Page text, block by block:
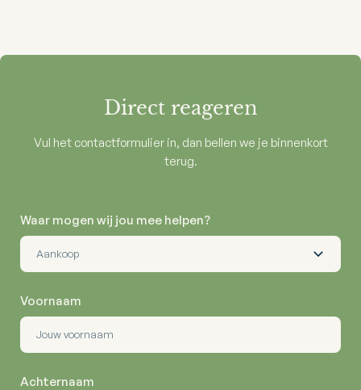
Direct reageren
Vul het contactformulier in, dan bellen we je binnenkort
terug.
Waar mogen wij jou mee helpen?
Voornaam
Achternaam